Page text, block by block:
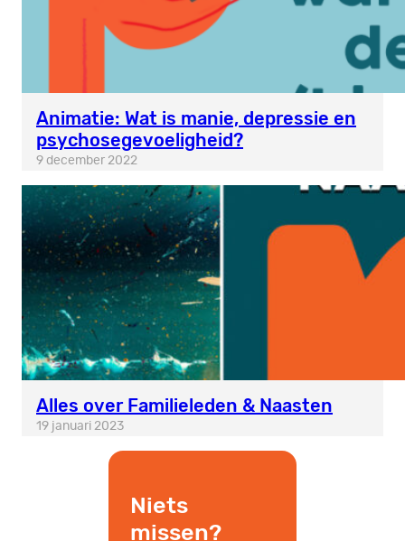
Animatie: Wat is manie, depressie en
psychosegevoeligheid?
9 december 2022
Alles over Familieleden & Naasten
19 januari 2023
Niets
missen?